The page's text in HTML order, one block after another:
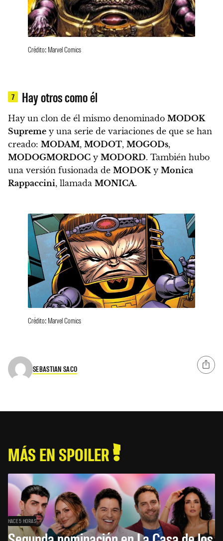
Crédito: Marvel Comics
7 Hay otros como él
Hay un clon de él mismo denominado MODOK
Supreme y una serie de variaciones de que se han
creado: MODAM, MODOT, MOGODs,
MODOGMORDOC y MODORD. También hubo
una versión fusionada de MODOK y Monica
Rappaccini, llamada MONICA.
Crédito: Marvel Comics
SEBASTIAN SACO
MÁS EN SPOILER
HACE 5 HORAS